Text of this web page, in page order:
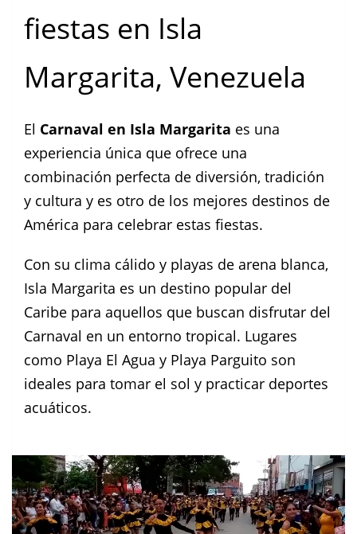
fiestas en Isla
Margarita, Venezuela
El Carnaval en Isla Margarita es una
experiencia única que ofrece una
combinación perfecta de diversión, tradición
y cultura y es otro de los mejores destinos de
América para celebrar estas fiestas.
Con su clima cálido y playas de arena blanca,
Isla Margarita es un destino popular del
Caribe para aquellos que buscan disfrutar del
Carnaval en un entorno tropical. Lugares
como Playa El Agua y Playa Parguito son
ideales para tomar el sol y practicar deportes
acuáticos.